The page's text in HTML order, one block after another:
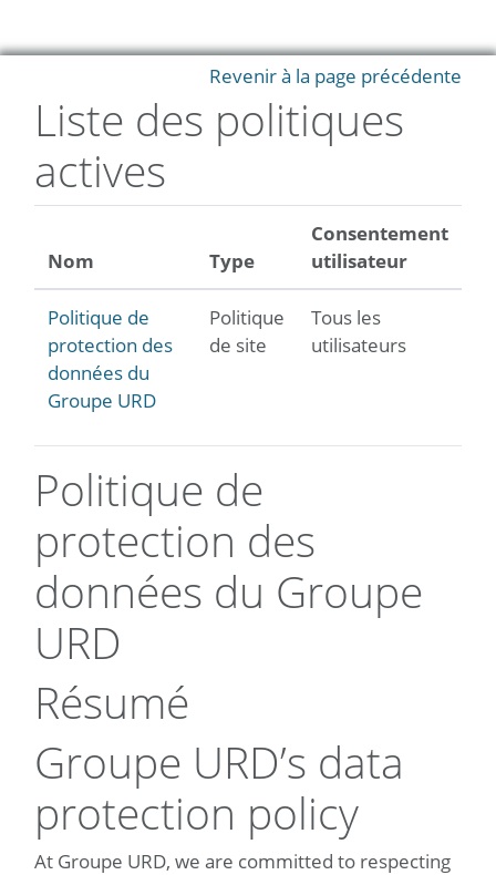
Revenir à la page précédente
Liste des politiques
actives
Nom Type
Consentement
utilisateur
Politique de
protection des
données du
Groupe URD
Politique
de site
Tous les
utilisateurs
Politique de
protection des
données du Groupe
URD
Résumé
Groupe URD’s data
protection policy
At Groupe URD, we are committed to respecting